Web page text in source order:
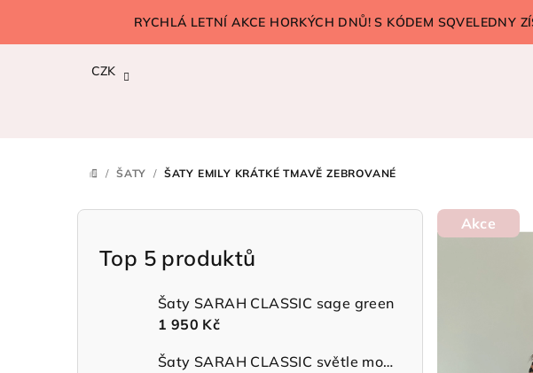
RYCHLÁ LETNÍ AKCE HORKÝCH DNŮ! S KÓDEM SQVELEDNY
CZK
DOMŮ
/ ŠATY / ŠATY EMILY KRÁTKÉ TMAVĚ ZEBROVANÉ
P
Top 5 produktů
Šaty SARAH CLASSIC sage green
1 950 Kč
Šaty SARAH CLASSIC světle modré
Akce